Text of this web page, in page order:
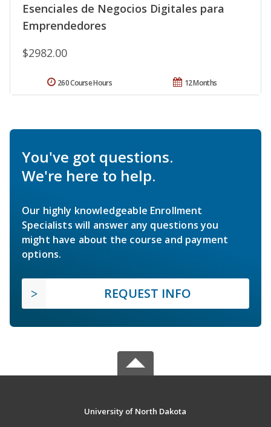
Esenciales de Negocios Digitales para
Emprendedores
$2982.00
12 Months
260 Course Hours
You've got questions.
We're here to help.
Our highly knowledgeable Enrollment
Specialists will answer any questions you
might have about the course and payment
options.
REQUEST INFO
University of North Dakota